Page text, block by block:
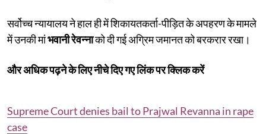
सर्वोच्च न्यायालय ने हाल ही में शिकायतकर्ता-पीड़ित के अपहरण के मामले
में उनकी मांभवानी रेवन्नाको दी गई अग्रिम जमानत को बरकरार रखा।
और अधिक पढ़ने के लिए नीचे दिए गए लिंक पर क्लिक करें
Supreme Court denies bail to Prajwal Revanna in rape
case